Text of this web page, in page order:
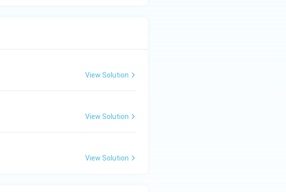
View Solution
View Solution
View Solution